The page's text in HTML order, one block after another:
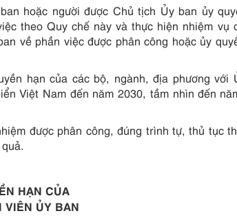
hoặc người được Chủ tịch Ủy ban ủy
theo Quy chế này và thực hiện nhiệm vụ
về phần việc được phân công hoặc ủy
hạn của các bộ, ngành, địa phương với
Việt Nam đến năm 2030, tầm nhìn đến
được phân công, đúng trình tự, thủ tục
HẠN CỦA
VIÊN ỦY BAN